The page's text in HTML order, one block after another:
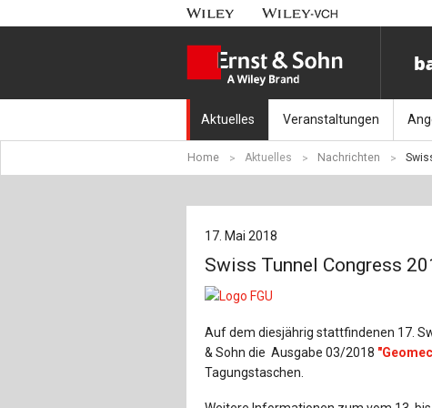
Aktuelles
Nachrichten
Aktuell erschienen
Erscheint in Kürze
Veranstaltungen
Münchener Kranbahntag
Fachkonferenz
Veranstaltungskalender
Home Aktuelles Nachrichten
17. Mai 2018
Swiss Tunnel Congress
Auf dem diesjährig stattfindenen 17.
& Sohn die Ausgabe 03/2018
Tagungstaschen.